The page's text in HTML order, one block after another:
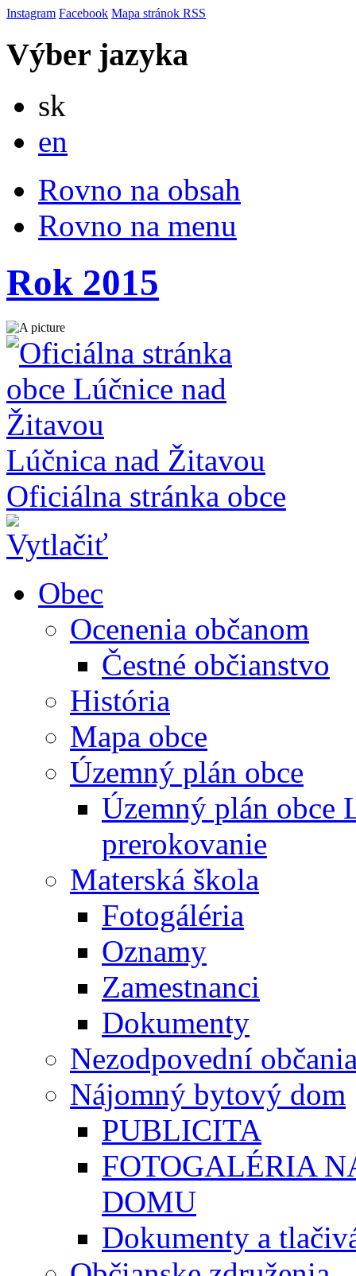
Instagram Facebook Mapa stránok RSS
Výber jazyka
sk
en
Rovno na obsah
Rovno na menu
Rok 2015
Lúčnica nad Žitavou
Oficiálna stránka obce
Obec
Ocenenia občanom
Čestné občianstvo
História
Mapa obce
Územný plán obce
Územný plán obce
prerokovanie
Materská škola
Fotogáléria
Oznamy
Zamestnanci
Dokumenty
Nezodpovední
Nájomný bytový dom
PUBLICITA
FOTOGALÉRIA
DOMU
Dokumenty a